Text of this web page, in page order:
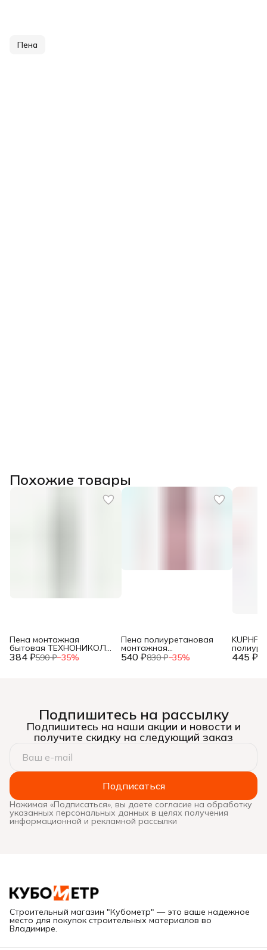
Пена
Похожие товары
384 ₽590 ₽−35%
Пена монтажная
бытовая ТЕХНОНИКОЛЬ
MASTER 40 625509 540 ₽830 ₽−35%
Пена полиуретановая
монтажная
профессиональная 445 ₽
Подпишитесь на рассылку
Подпишитесь на наши акции и новости и
получите скидку на следующий заказ
Подписаться
Нажимая «Подписаться», вы даете согласие на обработку
указанных персональных данных в целях получения
информационной и рекламной рассылки
Строительный магазин "Кубометр" — это ваше надежное
место для покупок строительных материалов во
Владимире.